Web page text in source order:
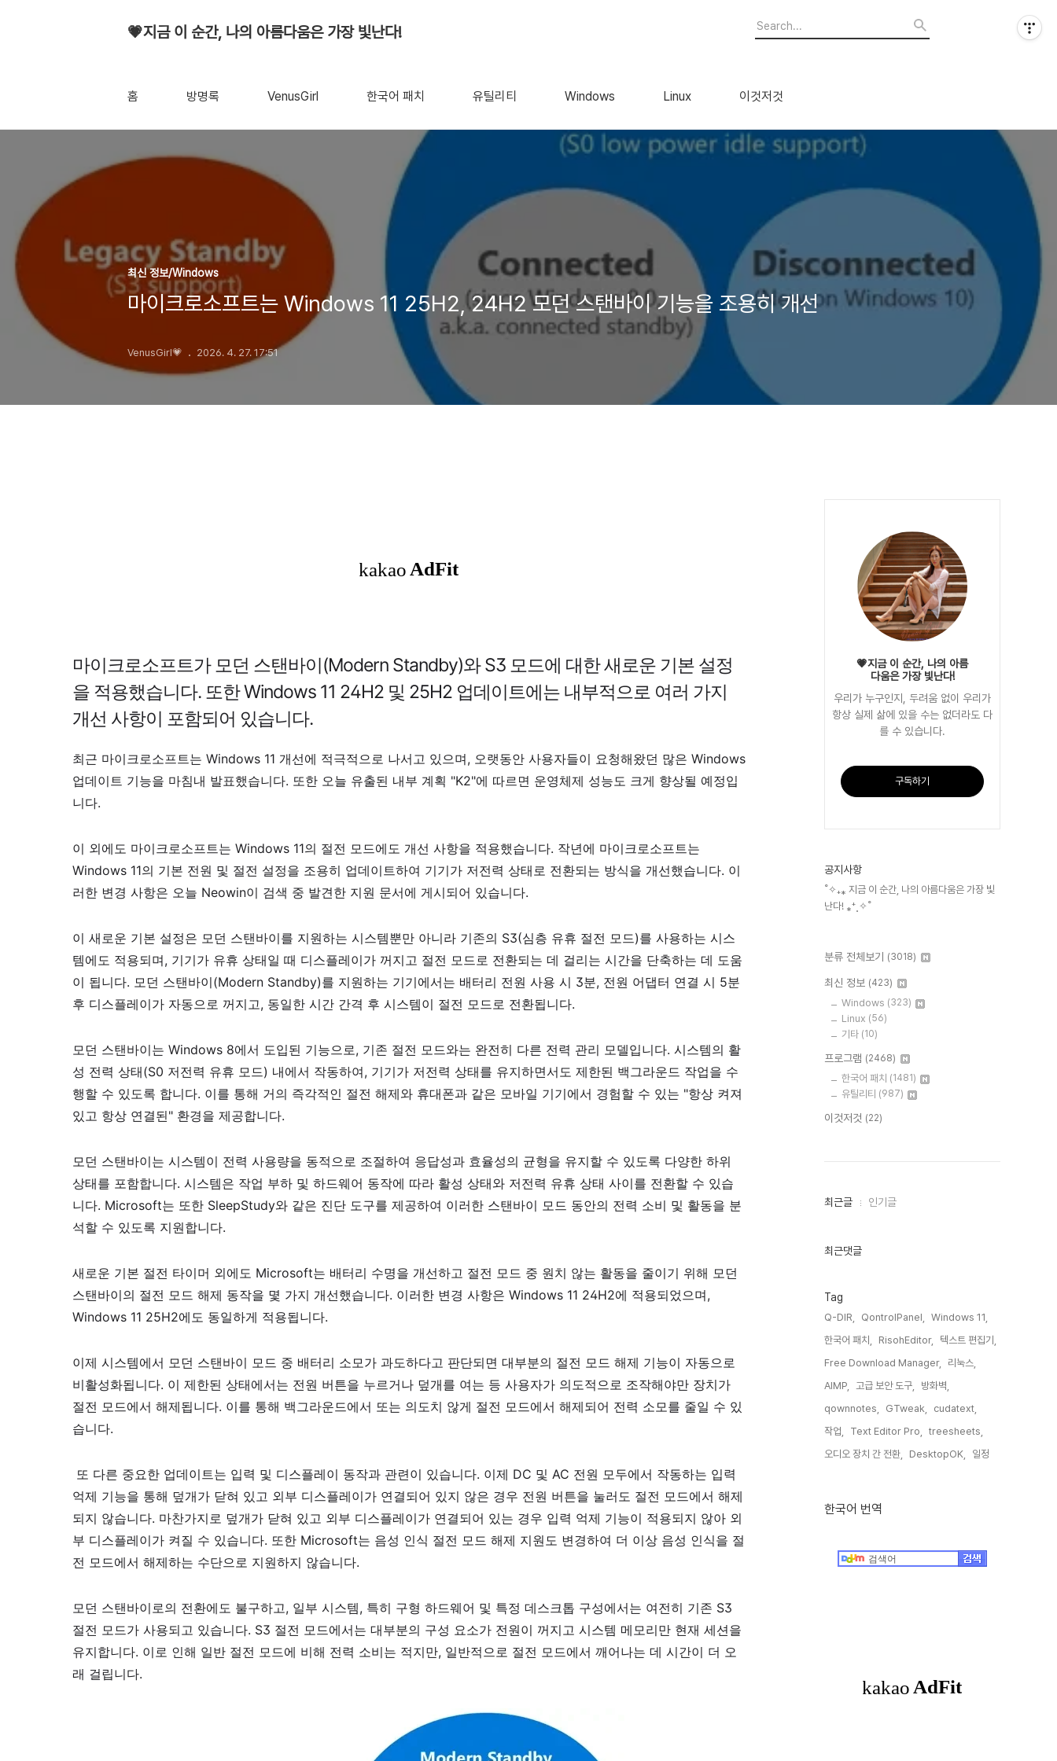
💗지금 이 순간, 나의 아름다움은 가장 빛난다!
홈 방명록 VenusGirl 한국어 패치 유틸리티 Windows Linux 이것저것
최신 정보/Windows
마이크로소프트는 Windows 11 25H2, 24H2 모던 스탠바이 기능을 조용히 개선
VenusGirl💗 2026. 4. 27. 17:51
마이크로소프트가 모던 스탠바이(Modern Standby)와 S3 모드에 대한 새로운 기본 설정
을 적용했습니다. 또한 Windows 11 24H2 및 25H2 업데이트에는 내부적으로 여러 가지
개선 사항이 포함되어 있습니다.
최근 마이크로소프트는 Windows 11 개선에 적극적으로 나서고 있으며, 오랫동안 사용자들이 요청해왔던 많은 Windows
업데이트 기능을 마침내 발표했습니다. 또한 오늘 유출된 내부 계획 "K2"에 따르면 운영체제 성능도 크게 향상될 예정입
니다.
이 외에도 마이크로소프트는 Windows 11의 절전 모드에도 개선 사항을 적용했습니다. 작년에 마이크로소프트는
Windows 11의 기본 전원 및 절전 설정을 조용히 업데이트하여 기기가 저전력 상태로 전환되는 방식을 개선했습니다. 이
러한 변경 사항은 오늘 Neowin이 검색 중 발견한 지원 문서에 게시되어 있습니다.
이 새로운 기본 설정은 모던 스탠바이를 지원하는 시스템뿐만 아니라 기존의 S3(심층 유휴 절전 모드)를 사용하는 시스
템에도 적용되며, 기기가 유휴 상태일 때 디스플레이가 꺼지고 절전 모드로 전환되는 데 걸리는 시간을 단축하는 데 도움
이 됩니다. 모던 스탠바이(Modern Standby)를 지원하는 기기에서는 배터리 전원 사용 시 3분, 전원 어댑터 연결 시 5분
후 디스플레이가 자동으로 꺼지고, 동일한 시간 간격 후 시스템이 절전 모드로 전환됩니다.
모던 스탠바이는 Windows 8에서 도입된 기능으로, 기존 절전 모드와는 완전히 다른 전력 관리 모델입니다. 시스템의 활
성 전력 상태(S0 저전력 유휴 모드) 내에서 작동하여, 기기가 저전력 상태를 유지하면서도 제한된 백그라운드 작업을 수
행할 수 있도록 합니다. 이를 통해 거의 즉각적인 절전 해제와 휴대폰과 같은 모바일 기기에서 경험할 수 있는 "항상 켜져
있고 항상 연결된" 환경을 제공합니다.
모던 스탠바이는 시스템이 전력 사용량을 동적으로 조절하여 응답성과 효율성의 균형을 유지할 수 있도록 다양한 하위
상태를 포함합니다. 시스템은 작업 부하 및 하드웨어 동작에 따라 활성 상태와 저전력 유휴 상태 사이를 전환할 수 있습
니다. Microsoft는 또한 SleepStudy와 같은 진단 도구를 제공하여 이러한 스탠바이 모드 동안의 전력 소비 및 활동을 분
석할 수 있도록 지원합니다.
새로운 기본 절전 타이머 외에도 Microsoft는 배터리 수명을 개선하고 절전 모드 중 원치 않는 활동을 줄이기 위해 모던
스탠바이의 절전 모드 해제 동작을 몇 가지 개선했습니다. 이러한 변경 사항은 Windows 11 24H2에 적용되었으며,
Windows 11 25H2에도 동일하게 적용됩니다.
이제 시스템에서 모던 스탠바이 모드 중 배터리 소모가 과도하다고 판단되면 대부분의 절전 모드 해제 기능이 자동으로
비활성화됩니다. 이 제한된 상태에서는 전원 버튼을 누르거나 덮개를 여는 등 사용자가 의도적으로 조작해야만 장치가
절전 모드에서 해제됩니다. 이를 통해 백그라운드에서 또는 의도치 않게 절전 모드에서 해제되어 전력 소모를 줄일 수 있
습니다.
또 다른 중요한 업데이트는 입력 및 디스플레이 동작과 관련이 있습니다. 이제 DC 및 AC 전원 모두에서 작동하는 입력
억제 기능을 통해 덮개가 닫혀 있고 외부 디스플레이가 연결되어 있지 않은 경우 전원 버튼을 눌러도 절전 모드에서 해제
되지 않습니다. 마찬가지로 덮개가 닫혀 있고 외부 디스플레이가 연결되어 있는 경우 입력 억제 기능이 적용되지 않아 외
부 디스플레이가 켜질 수 있습니다. 또한 Microsoft는 음성 인식 절전 모드 해제 지원도 변경하여 더 이상 음성 인식을 절
전 모드에서 해제하는 수단으로 지원하지 않습니다.
모던 스탠바이로의 전환에도 불구하고, 일부 시스템, 특히 구형 하드웨어 및 특정 데스크톱 구성에서는 여전히 기존 S3
절전 모드가 사용되고 있습니다. S3 절전 모드에서는 대부분의 구성 요소가 전원이 꺼지고 시스템 메모리만 현재 세션을
유지합니다. 이로 인해 일반 절전 모드에 비해 전력 소비는 적지만, 일반적으로 절전 모드에서 깨어나는 데 시간이 더 오
래 걸립니다.
💗지금 이 순간, 나의 아름
다움은 가장 빛난다!
우리가 누구인지, 두려움 없이 우리가
항상 실제 삶에 있을 수는 없더라도 다
를 수 있습니다.
구독하기
공지사항
˚✧₊⁎ 지금 이 순간, 나의 아름다움은 가장 빛
난다! ⁎⁺˳✧˚
분류 전체보기 (3018)
최신 정보 (423)
Windows (323)
Linux (56)
기타 (10)
프로그램 (2468)
한국어 패치 (1481)
유틸리티 (987)
이것저것 (22)
최
인
최근글 인기글
최근댓글
Tag
Q-DIR, QontrolPanel,
Windows 11,
한국어 패치,
RisohEditor,
텍스트 편집기,
Free Download Manager,
리눅스,
AIMP,
고급 보안 도구,
방화벽,
qownnotes,
GTweak,
cudatext,
작업,
Text Editor Pro,
treesheets,
오디오 장치 간 전환,
DesktopOK, 일정,
한국어 번역